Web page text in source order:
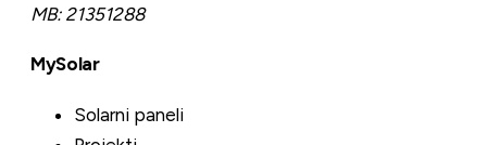
MB: 21351288
MySolar
Solarni paneli